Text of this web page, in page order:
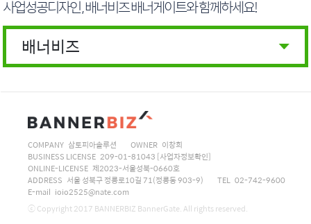
사업성공디자인 , 배너비즈 배너게이트와 함께하세요!
배너비즈
COMPANY 삼토피아솔루션
OWNER 이창희
BUSINESS LICENSE 209-01-81043 [사업자정보확인]
ONLINE-LICENSE 제2023-서울성북-0660호
ADDRESS 서울 성북구 정릉로10길 71(정릉동 903-9)
TEL 02-742-9600
E-mail ioio2525@nate.com
ⓒ Copyright 2017 BANNERBIZ BannerGate. All rights reserved.